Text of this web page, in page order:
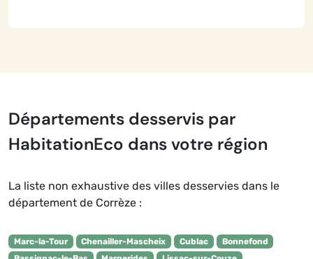
Départements desservis par
HabitationEco dans votre région
La liste non exhaustive des villes desservies dans le
département de Corrèze :
Marc-la-Tour Chenailler-Mascheix Cublac
Bonnefond